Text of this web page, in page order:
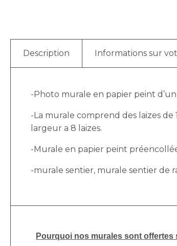
Description Informations sur
-Photo murale en papier peint
-La murale comprend des laizes de
largeur a 8 laizes.
-Murale en papier peint
-murale sentier, murale sentier de
Pourquoi nos murales sont